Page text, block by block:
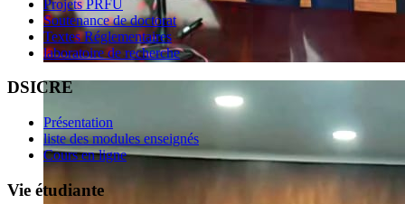
Projets PRFU
Soutenance de doctorat
Textes Réglementaires
laboratoire de recherche
DSICRE
Présentation
liste des modules enseignés
Cours en ligne
Vie étudiante